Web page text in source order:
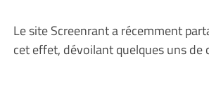
Le site Screenrant a récemment
cet effet, dévoilant quelques uns de